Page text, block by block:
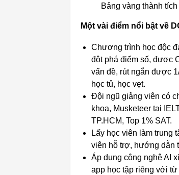
Bảng vàng thành
Một vài điểm nổi bật về
Chương trình học độc
đột phá điểm số, được
vấn đề, rút ngắn được
học tủ, học vẹt.
Đội ngũ giảng viên có
khoa, Musketeer tại
TP.HCM, Top 1% SAT.
Lấy học viên làm trung
viên hỗ trợ, hướng dẫn
Áp dụng công nghệ AI
app học tập riêng với